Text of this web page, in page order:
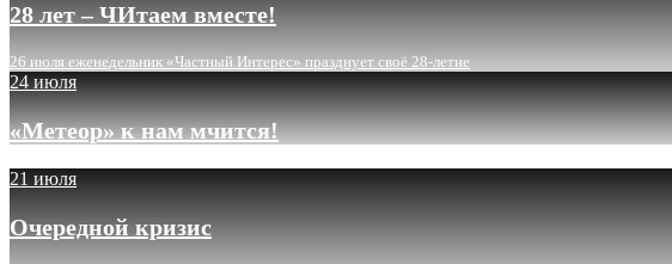
28 лет – ЧИтаем вместе!
26 июля еженедельник «Частный Интерес» празднует своё 28-летие
24 июля
«Метеор» к нам мчится!
21 июля
Очередной кризис